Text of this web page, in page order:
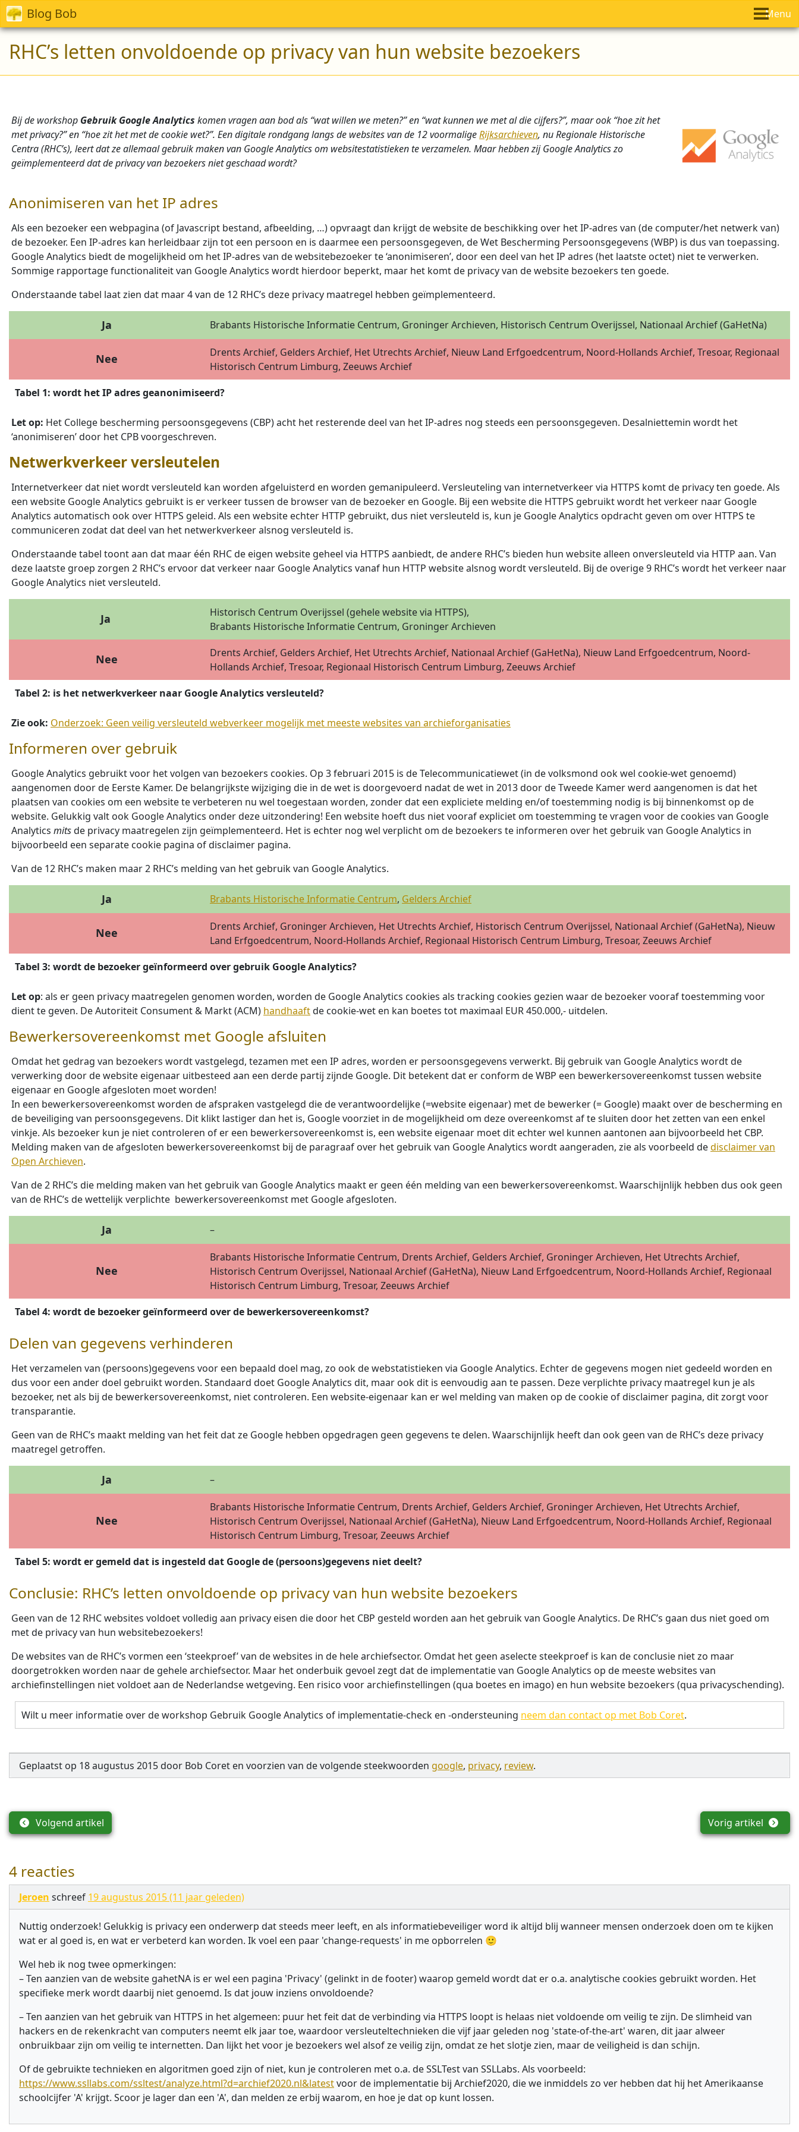
Blog Bob Menu
RHC’s letten onvoldoende op privacy van hun website bezoekers
Bij de workshop Gebruik Google Analytics komen vragen aan bod als “wat willen we meten?” en “wat kunnen we met al die cijfers?”, maar ook “hoe zit het
met privacy?” en “hoe zit het met de cookie wet?”. Een digitale rondgang langs de websites van de 12 voormaligeRijksarchieven, nu Regionale Historische
Centra (RHC’s), leert dat ze allemaal gebruik maken van Google Analytics om websitestatistieken te verzamelen. Maar hebben zij Google Analytics zo
geïmplementeerd dat de privacy van bezoekers niet geschaad wordt?
Anonimiseren van het IP adres
Als een bezoeker een webpagina (of Javascript bestand, afbeelding, …) opvraagt dan krijgt de website de beschikking over het IP-adres van (de computer/het netwerk van)
de bezoeker. Een IP-adres kan herleidbaar zijn tot een persoon en is daarmee een persoonsgegeven, de Wet Bescherming Persoonsgegevens (WBP) is dus van toepassing.
Google Analytics biedt de mogelijkheid om het IP-adres van de websitebezoeker te ‘anonimiseren’, door een deel van het IP adres (het laatste octet) niet te verwerken.
Sommige rapportage functionaliteit van Google Analytics wordt hierdoor beperkt, maar het komt de privacy van de website bezoekers ten goede.
Onderstaande tabel laat zien dat maar 4 van de 12 RHC’s deze privacy maatregel hebben geïmplementeerd.
Ja Brabants Historische Informatie Centrum, Groninger Archieven, Historisch Centrum Overijssel, Nationaal Archief (GaHetNa)
Nee
Drents Archief, Gelders Archief, Het Utrechts Archief, Nieuw Land Erfgoedcentrum, Noord-Hollands Archief, Tresoar, Regionaal
Historisch Centrum Limburg, Zeeuws Archief
Tabel 1: wordt het IP adres geanonimiseerd?
Let op: Het College bescherming persoonsgegevens (CBP) acht het resterende deel van het IP-adres nog steeds een persoonsgegeven. Desalniettemin wordt het
‘anonimiseren’ door het CPB voorgeschreven.
Netwerkverkeer versleutelen
Internetverkeer dat niet wordt versleuteld kan worden afgeluisterd en worden gemanipuleerd. Versleuteling van internetverkeer via HTTPS komt de privacy ten goede. Als
een website Google Analytics gebruikt is er verkeer tussen de browser van de bezoeker en Google. Bij een website die HTTPS gebruikt wordt het verkeer naar Google
Analytics automatisch ook over HTTPS geleid. Als een website echter HTTP gebruikt, dus niet versleuteld is, kun je Google Analytics opdracht geven om over HTTPS te
communiceren zodat dat deel van het netwerkverkeer alsnog versleuteld is.
Onderstaande tabel toont aan dat maar één RHC de eigen website geheel via HTTPS aanbiedt, de andere RHC’s bieden hun website alleen onversleuteld via HTTP aan. Van
deze laatste groep zorgen 2 RHC’s ervoor dat verkeer naar Google Analytics vanaf hun HTTP website alsnog wordt versleuteld. Bij de overige 9 RHC’s wordt het verkeer naar
Google Analytics niet versleuteld.
Ja
Historisch Centrum Overijssel (gehele website via HTTPS),
Brabants Historische Informatie Centrum, Groninger Archieven
Nee
Drents Archief, Gelders Archief, Het Utrechts Archief, Nationaal Archief (GaHetNa), Nieuw Land Erfgoedcentrum, Noord-
Hollands Archief, Tresoar, Regionaal Historisch Centrum Limburg, Zeeuws Archief
Tabel 2: is het netwerkverkeer naar Google Analytics versleuteld?
Zie ook: Onderzoek: Geen veilig versleuteld webverkeer mogelijk met meeste websites van archieforganisaties
Informeren over gebruik
Google Analytics gebruikt voor het volgen van bezoekers cookies. Op 3 februari 2015 is de Telecommunicatiewet (in de volksmond ook wel cookie-wet genoemd)
aangenomen door de Eerste Kamer. De belangrijkste wijziging die in de wet is doorgevoerd nadat de wet in 2013 door de Tweede Kamer werd aangenomen is dat het
plaatsen van cookies om een website te verbeteren nu wel toegestaan worden, zonder dat een expliciete melding en/of toestemming nodig is bij binnenkomst op de
website. Gelukkig valt ook Google Analytics onder deze uitzondering! Een website hoeft dus niet vooraf expliciet om toestemming te vragen voor de cookies van Google
Analytics mitsde privacy maatregelen zijn geïmplementeerd. Het is echter nog wel verplicht om de bezoekers te informeren over het gebruik van Google Analytics in
bijvoorbeeld een separate cookie pagina of disclaimer pagina.
Van de 12 RHC’s maken maar 2 RHC’s melding van het gebruik van Google Analytics.
Ja Brabants Historische Informatie Centrum, Gelders Archief
Nee
Drents Archief, Groninger Archieven, Het Utrechts Archief, Historisch Centrum Overijssel, Nationaal Archief (GaHetNa), Nieuw
Land Erfgoedcentrum, Noord-Hollands Archief, Regionaal Historisch Centrum Limburg, Tresoar, Zeeuws Archief
Tabel 3: wordt de bezoeker geïnformeerd over gebruik Google Analytics?
Let op: als er geen privacy maatregelen genomen worden, worden de Google Analytics cookies als tracking cookies gezien waar de bezoeker vooraf toestemming voor
dient te geven. De Autoriteit Consument & Markt (ACM) handhaaftde cookie-wet en kan boetes tot maximaal EUR 450.000,- uitdelen.
Bewerkersovereenkomst met Google afsluiten
Omdat het gedrag van bezoekers wordt vastgelegd, tezamen met een IP adres, worden er persoonsgegevens verwerkt. Bij gebruik van Google Analytics wordt de
verwerking door de website eigenaar uitbesteed aan een derde partij zijnde Google. Dit betekent dat er conform de WBP een bewerkersovereenkomst tussen website
eigenaar en Google afgesloten moet worden!
In een bewerkersovereenkomst worden de afspraken vastgelegd die de verantwoordelijke (=website eigenaar) met de bewerker (= Google) maakt over de bescherming en
de beveiliging van persoonsgegevens. Dit klikt lastiger dan het is, Google voorziet in de mogelijkheid om deze overeenkomst af te sluiten door het zetten van een enkel
vinkje. Als bezoeker kun je niet controleren of er een bewerkersovereenkomst is, een website eigenaar moet dit echter wel kunnen aantonen aan bijvoorbeeld het CBP.
Melding maken van de afgesloten bewerkersovereenkomst bij de paragraaf over het gebruik van Google Analytics wordt aangeraden, zie als voorbeeld dedisclaimer van
Open Archieven.
Van de 2 RHC’s die melding maken van het gebruik van Google Analytics maakt er geen één melding van een bewerkersovereenkomst. Waarschijnlijk hebben dus ook geen
van de RHC’s de wettelijk verplichte bewerkersovereenkomst met Google afgesloten.
Ja –
Nee
Brabants Historische Informatie Centrum, Drents Archief, Gelders Archief, Groninger Archieven, Het Utrechts Archief,
Historisch Centrum Overijssel, Nationaal Archief (GaHetNa), Nieuw Land Erfgoedcentrum, Noord-Hollands Archief, Regionaal
Historisch Centrum Limburg, Tresoar, Zeeuws Archief
Tabel 4: wordt de bezoeker geïnformeerd over de bewerkersovereenkomst?
Delen van gegevens verhinderen
Het verzamelen van (persoons)gegevens voor een bepaald doel mag, zo ook de webstatistieken via Google Analytics. Echter de gegevens mogen niet gedeeld worden en
dus voor een ander doel gebruikt worden. Standaard doet Google Analytics dit, maar ook dit is eenvoudig aan te passen. Deze verplichte privacy maatregel kun je als
bezoeker, net als bij de bewerkersovereenkomst, niet controleren. Een website-eigenaar kan er wel melding van maken op de cookie of disclaimer pagina, dit zorgt voor
transparantie.
Geen van de RHC’s maakt melding van het feit dat ze Google hebben opgedragen geen gegevens te delen. Waarschijnlijk heeft dan ook geen van de RHC’s deze privacy
maatregel getroffen.
Ja –
Nee
Brabants Historische Informatie Centrum, Drents Archief, Gelders Archief, Groninger Archieven, Het Utrechts Archief,
Historisch Centrum Overijssel, Nationaal Archief (GaHetNa), Nieuw Land Erfgoedcentrum, Noord-Hollands Archief, Regionaal
Historisch Centrum Limburg, Tresoar, Zeeuws Archief
Tabel 5: wordt er gemeld dat is ingesteld dat Google de (persoons)gegevens niet deelt?
Conclusie: RHC’s letten onvoldoende op privacy van hun website bezoekers
Geen van de 12 RHC websites voldoet volledig aan privacy eisen die door het CBP gesteld worden aan het gebruik van Google Analytics. De RHC’s gaan dus niet goed om
met de privacy van hun websitebezoekers!
De websites van de RHC’s vormen een ‘steekproef’ van de websites in de hele archiefsector. Omdat het geen aselecte steekproef is kan de conclusie niet zo maar
doorgetrokken worden naar de gehele archiefsector. Maar het onderbuik gevoel zegt dat de implementatie van Google Analytics op de meeste websites van
archiefinstellingen niet voldoet aan de Nederlandse wetgeving. Een risico voor archiefinstellingen (qua boetes en imago) en hun website bezoekers (qua privacyschending).
Wilt u meer informatie over de workshop Gebruik Google Analytics of implementatie-check en -ondersteuning neem dan contact op met Bob Coret.
Geplaatst op 18 augustus 2015door Bob Coret en voorzien van de volgende steekwoorden google, privacy, review.
Vorig artikel
Volgend artikel
4 reacties
Jeroen schreef 19 augustus 2015 (11 jaar geleden)
Nuttig onderzoek! Gelukkig is privacy een onderwerp dat steeds meer leeft, en als informatiebeveiliger word ik altijd blij wanneer mensen onderzoek doen om te kijken
wat er al goed is, en wat er verbeterd kan worden. Ik voel een paar 'change-requests' in me opborrelen 🙂
Wel heb ik nog twee opmerkingen:
– Ten aanzien van de website gahetNA is er wel een pagina 'Privacy' (gelinkt in de footer) waarop gemeld wordt dat er o.a. analytische cookies gebruikt worden. Het
specifieke merk wordt daarbij niet genoemd. Is dat jouw inziens onvoldoende?
– Ten aanzien van het gebruik van HTTPS in het algemeen: puur het feit dat de verbinding via HTTPS loopt is helaas niet voldoende om veilig te zijn. De slimheid van
hackers en de rekenkracht van computers neemt elk jaar toe, waardoor versleuteltechnieken die vijf jaar geleden nog 'state-of-the-art' waren, dit jaar alweer
onbruikbaar zijn om veilig te internetten. Dan lijkt het voor je bezoekers wel alsof ze veilig zijn, omdat ze het slotje zien, maar de veiligheid is dan schijn.
Of de gebruikte technieken en algoritmen goed zijn of niet, kun je controleren met o.a. de SSLTest van SSLLabs. Als voorbeeld:
https://www.ssllabs.com/ssltest/analyze.html?d=archief2020.nl&latestvoor de implementatie bij Archief2020, die we inmiddels zo ver hebben dat hij het Amerikaanse
schoolcijfer 'A' krijgt. Scoor je lager dan een 'A', dan melden ze erbij waarom, en hoe je dat op kunt lossen.